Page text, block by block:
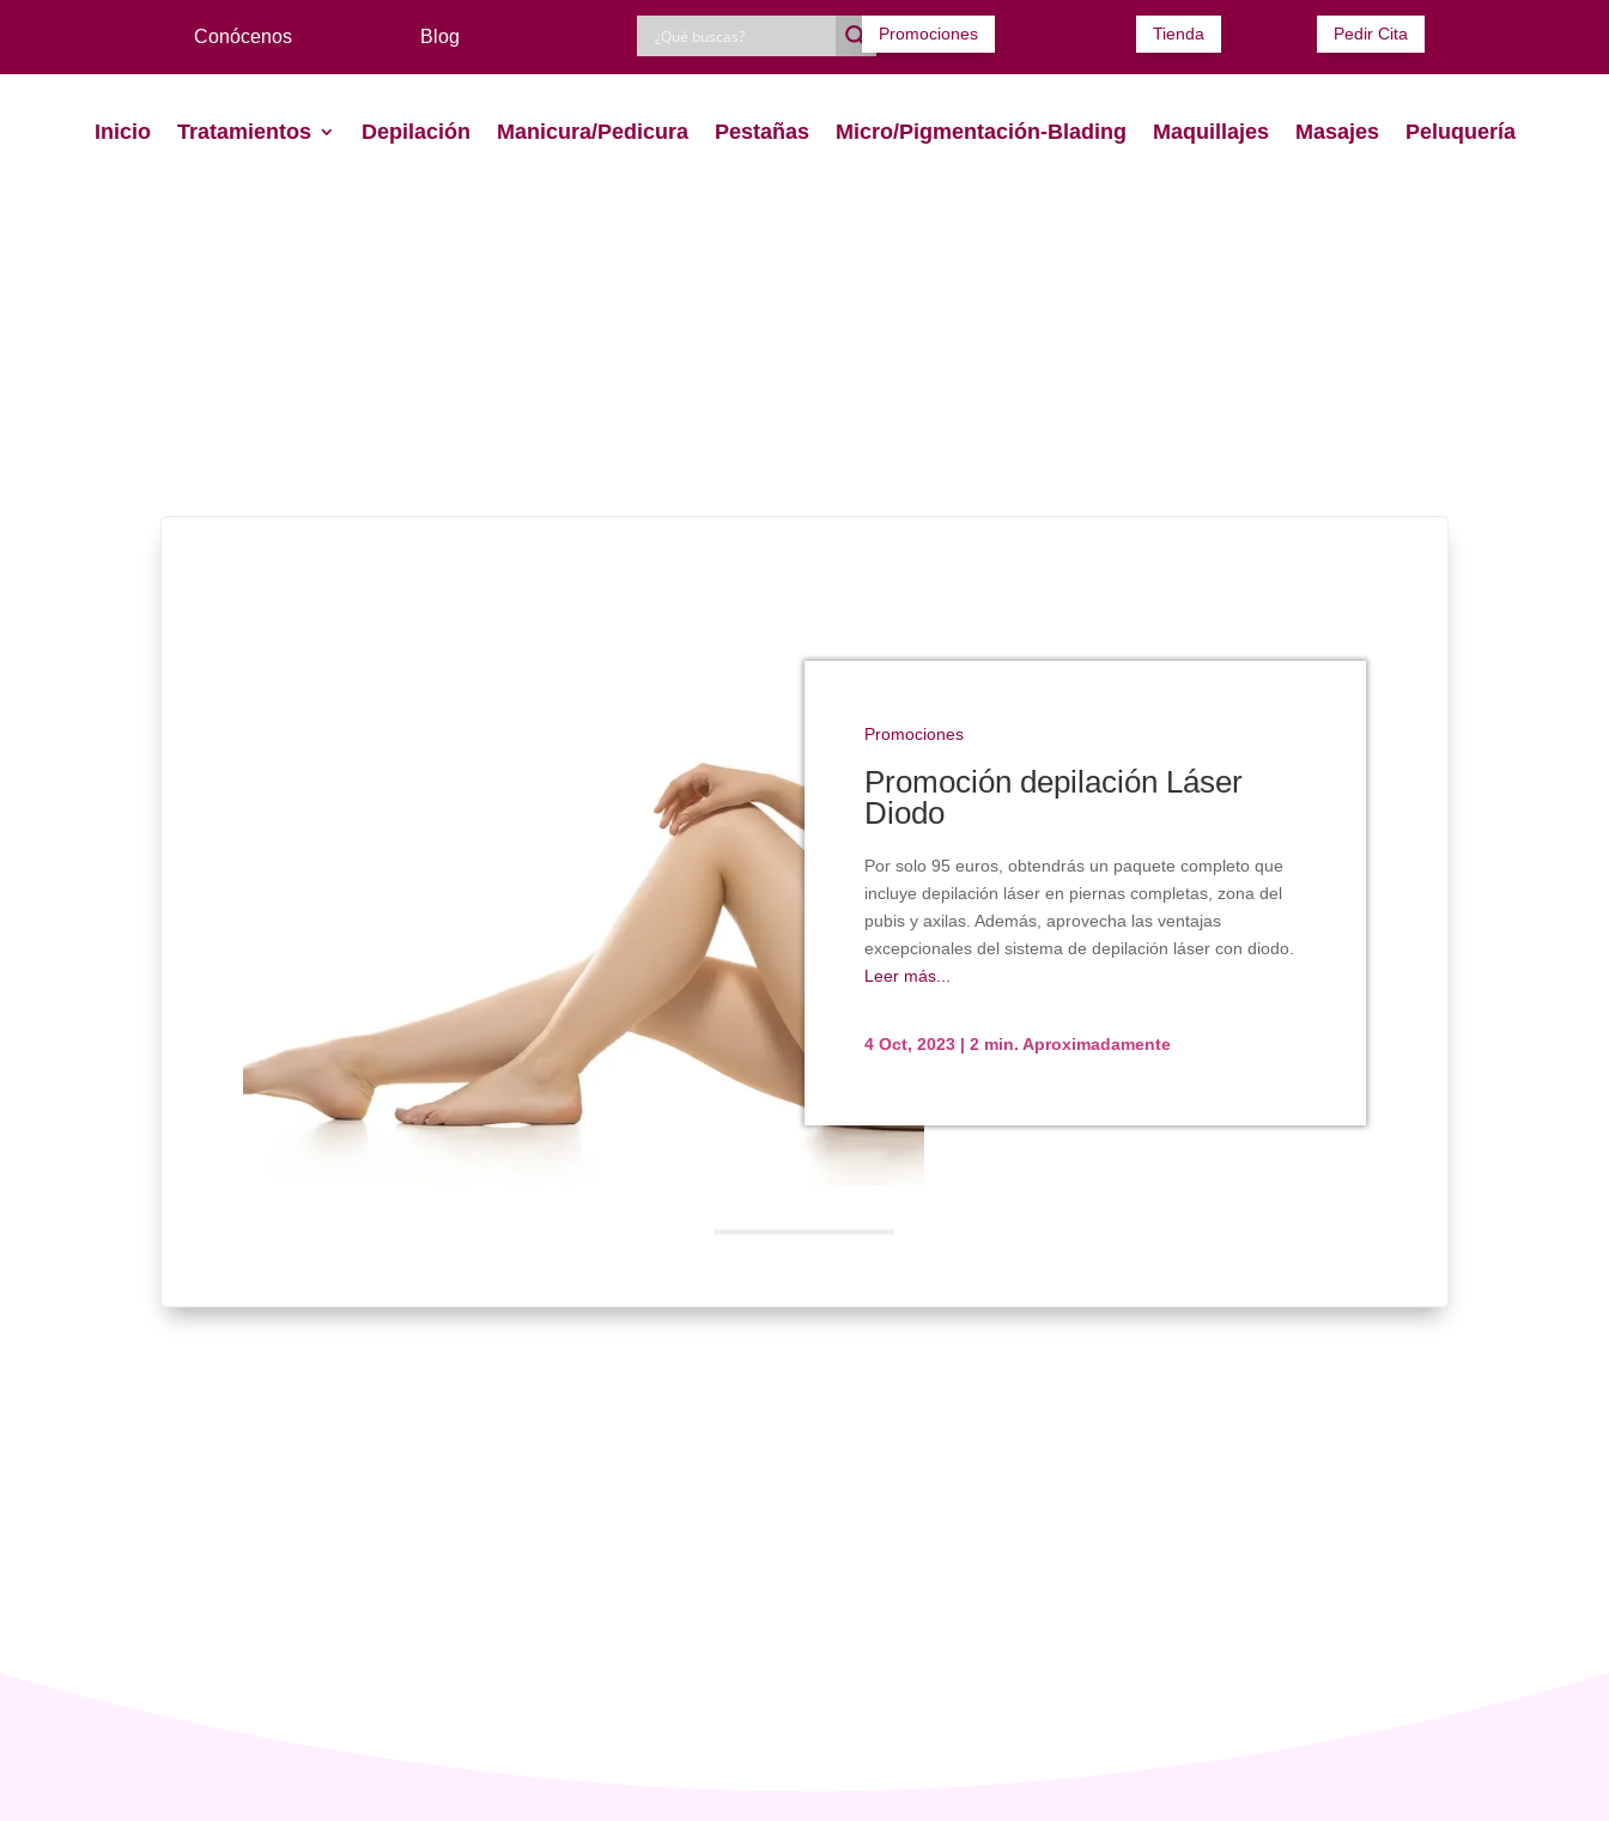
Conócenos Blog Promociones Tienda Pedir Cita
Inicio Tratamientos Depilación Manicura/Pedicura Pestañas Micro/Pigmentación-Blading Maquillajes Masajes Peluquería
Promociones
Promoción depilación Láser
Diodo
Por solo 95 euros, obtendrás un paquete completo que
incluye depilación láser en piernas completas, zona del
pubis y axilas. Además, aprovecha las ventajas
excepcionales del sistema de depilación láser con diodo.
Leer más...
4 Oct, 2023 | 2 min. Aproximadamente